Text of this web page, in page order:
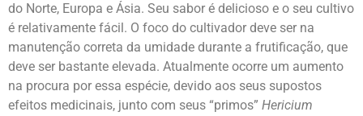
do Norte, Europa e Ásia. Seu sabor é delicioso e o seu cultivo
é relativamente fácil. O foco do cultivador deve ser na
manutenção correta da umidade durante a frutificação, que
deve ser bastante elevada. Atualmente ocorre um aumento
na procura por essa espécie, devido aos seus supostos
efeitos medicinais, junto com seus “primos” Hericium